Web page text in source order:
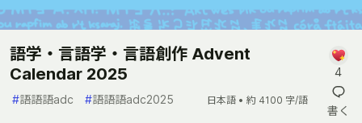
語学・言語学・言語創作 Advent
Calendar 2025
#語語語adc #語語語adc2025 日本語 • 約 4100 字/語
4
書く